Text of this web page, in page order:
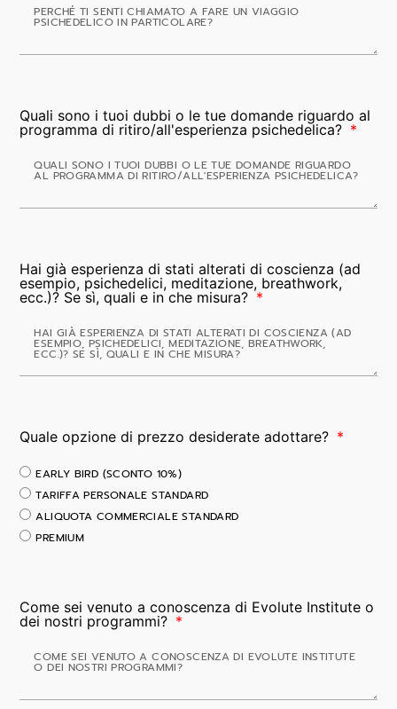
Quali sono i tuoi dubbi o le tue domande riguardo al
programma di ritiro/all'esperienza psichedelica?
Hai già esperienza di stati alterati di coscienza (ad
esempio, psichedelici, meditazione, breathwork,
ecc.)? Se sì, quali e in che misura?
Quale opzione di prezzo desiderate adottare?
EARLY BIRD (SCONTO 10%)
TARIFFA PERSONALE STANDARD
ALIQUOTA COMMERCIALE STANDARD
PREMIUM
Come sei venuto a conoscenza di Evolute Institute o
dei nostri programmi?